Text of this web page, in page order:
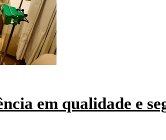
em qualidade e